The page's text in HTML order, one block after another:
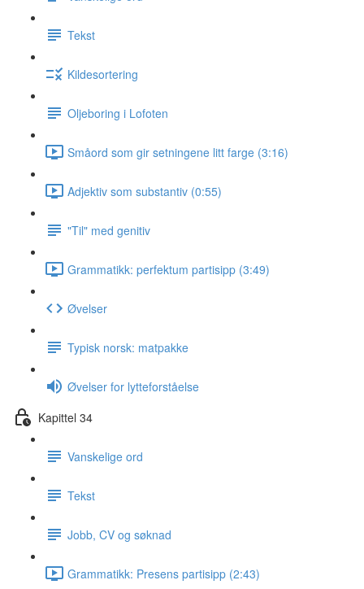
Tekst
Kildesortering
Oljeboring i Lofoten
Småord som gir setningene litt farge (3:16)
Adjektiv som substantiv (0:55)
"Til" med genitiv
Grammatikk: perfektum partisipp (3:49)
Øvelser
Typisk norsk: matpakke
Øvelser for lytteforståelse
Kapittel 34
Vanskelige ord
Tekst
Jobb, CV og søknad
Grammatikk: Presens partisipp (2:43)